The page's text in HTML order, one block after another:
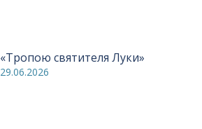
«Тропою святителя Луки»
29.06.2026